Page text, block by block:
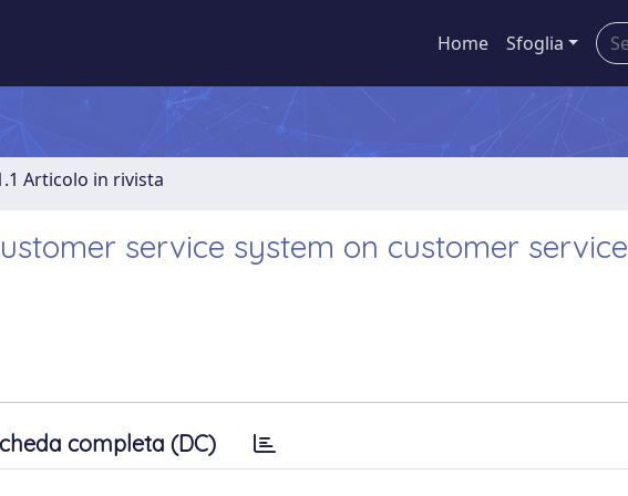
Home Sfoglia
Articolo in rivista
service system on customer service
completa (DC)